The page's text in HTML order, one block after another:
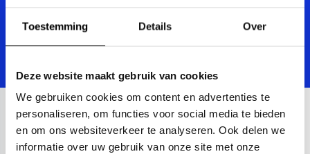
Toestemming Details Over
Deze website maakt gebruik van cookies
We gebruiken cookies om content en advertenties te
personaliseren, om functies voor social media te bieden
en om ons websiteverkeer te analyseren. Ook delen we
informatie over uw gebruik van onze site met onze
Audi A3
Sportback 40 TFSIe Advanced